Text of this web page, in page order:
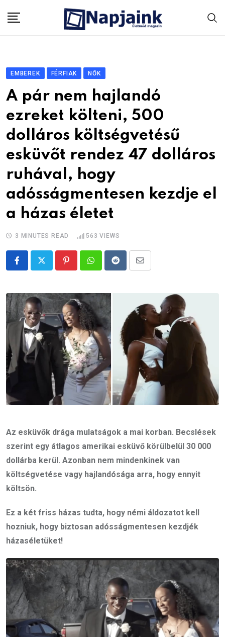
EMBEREK FÉRFIAK NŐK
A pár nem hajlandó
ezreket költeni, 500
dolláros költségvetésű
esküvőt rendez 47 dolláros
ruhával, hogy
adósságmentesen kezdje el
a házas életet
3 MINUTES READ 563 VIEWS
PinterestWhatsappRedditShare
Email
Az esküvők drága mulatságok a mai korban. Becslések
szerint egy átlagos amerikai esküvő körülbelül 30 000
dollárba kerül. Azonban nem mindenkinek van
költségvetése vagy hajlandósága arra, hogy ennyit
költsön.
Ez a két friss házas tudta, hogy némi áldozatot kell
hozniuk, hogy biztosan adósságmentesen kezdjék
házaséletüket!